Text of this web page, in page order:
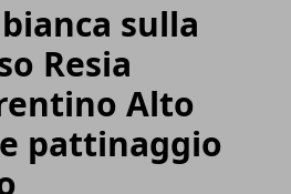
sulla
Resia
Alto
pattinaggio